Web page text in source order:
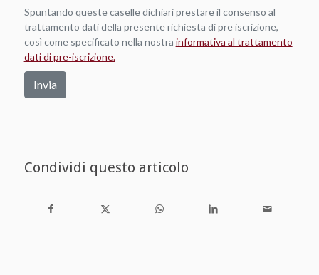
Spuntando queste caselle dichiari prestare il consenso al
trattamento dati della presente richiesta di pre iscrizione,
così come specificato nella nostra informativa al trattamento
dati di pre-iscrizione.
Invia
Condividi questo articolo